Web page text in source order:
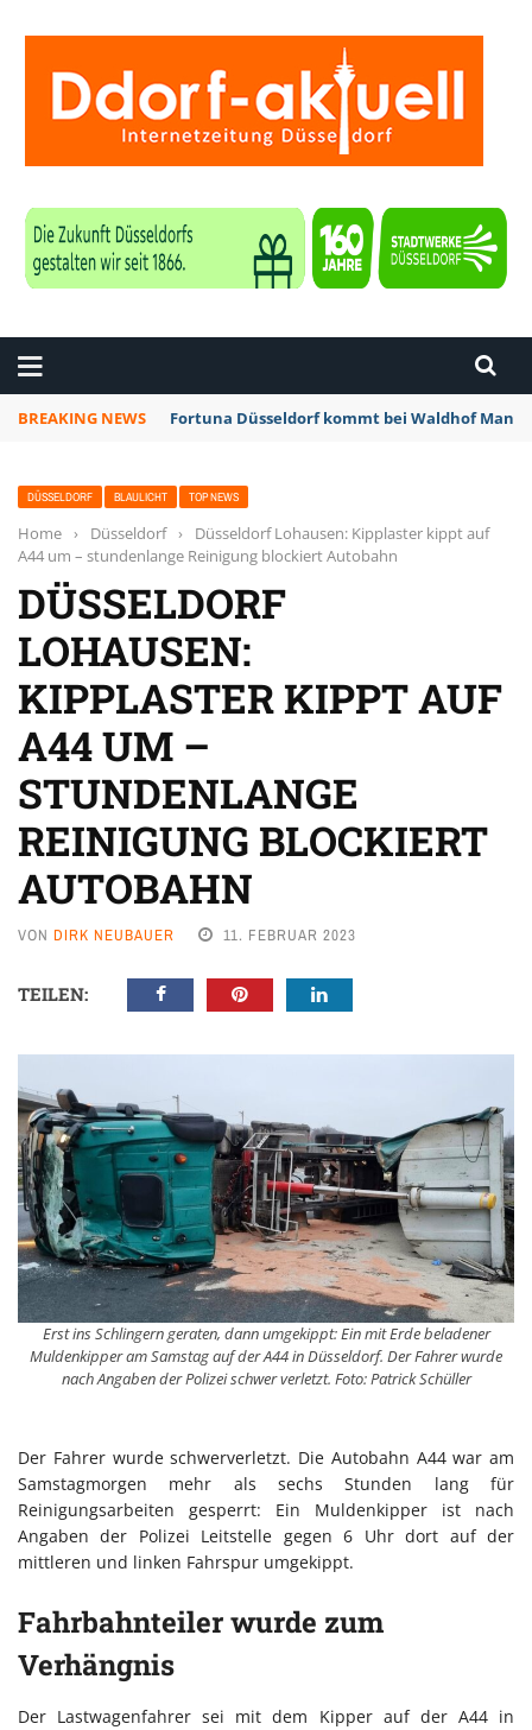
BREAKING NEWS Fortuna Düsseldorf kommt bei Waldhof
DÜSSELDORF BLAULICHT TOP NEWS
Home › Düsseldorf ›
Düsseldorf Lohausen: Kipplaster kippt auf
A44 um – stundenlange Reinigung blockiert Autobahn
DÜSSELDORF
LOHAUSEN:
KIPPLASTER KIPPT AUF
A44 UM –
STUNDENLANGE
REINIGUNG BLOCKIERT
AUTOBAHN
VON DIRK NEUBAUER 11. FEBRUAR 2023
TEILEN:
Erst ins Schlingern geraten, dann umgekippt: Ein mit Erde beladener
Muldenkipper am Samstag auf der A44 in Düsseldorf. Der Fahrer wurde
nach Angaben der Polizei schwer verletzt. Foto: Patrick Schüller
Der Fahrer wurde schwerverletzt. Die Autobahn A44 war am
Samstagmorgen mehr als sechs Stunden lang für
Reinigungsarbeiten gesperrt: Ein Muldenkipper ist nach
Angaben der Polizei Leitstelle gegen 6 Uhr dort auf der
mittleren und linken Fahrspur umgekippt.
Fahrbahnteiler wurde zum
Verhängnis
Der Lastwagenfahrer sei mit dem Kipper auf der A44 in